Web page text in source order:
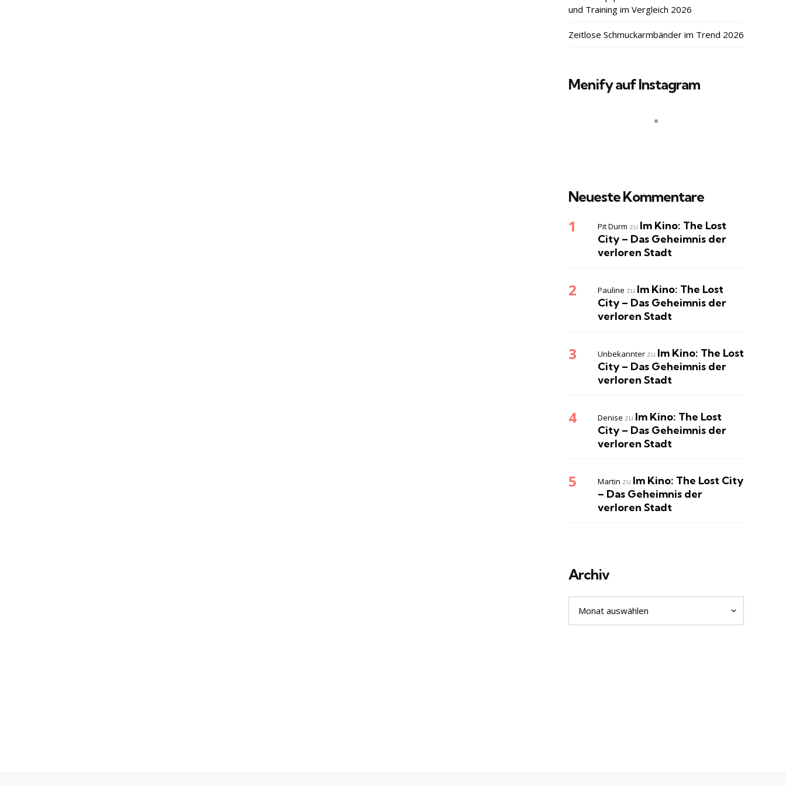
und Training im Vergleich 2026
Zeitlose Schmuckarmbänder im Trend 2026
Menify auf Instagram
Neueste Kommentare
Pit Durm zu Im Kino: The Lost
City – Das Geheimnis der
verloren Stadt
Pauline zu Im Kino: The Lost
City – Das Geheimnis der
verloren Stadt
Unbekannter zu Im Kino: The Lost
City – Das Geheimnis der
verloren Stadt
Denise zu Im Kino: The Lost
City – Das Geheimnis der
verloren Stadt
Martin zu Im Kino: The Lost City
– Das Geheimnis der
verloren Stadt
Archiv